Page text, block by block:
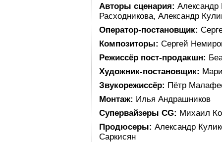
Авторы сценария: Александр
Расходникова, Александр
Оператор-постановщик:
Композиторы: Сергей
Режиссёр пост-продакшн:
Художник-постановщик:
Звукорежиссёр: Пётр
Монтаж: Илья Андрашников
Супервайзеры СG: Михаил
Продюсеры: Александр
Саркисян